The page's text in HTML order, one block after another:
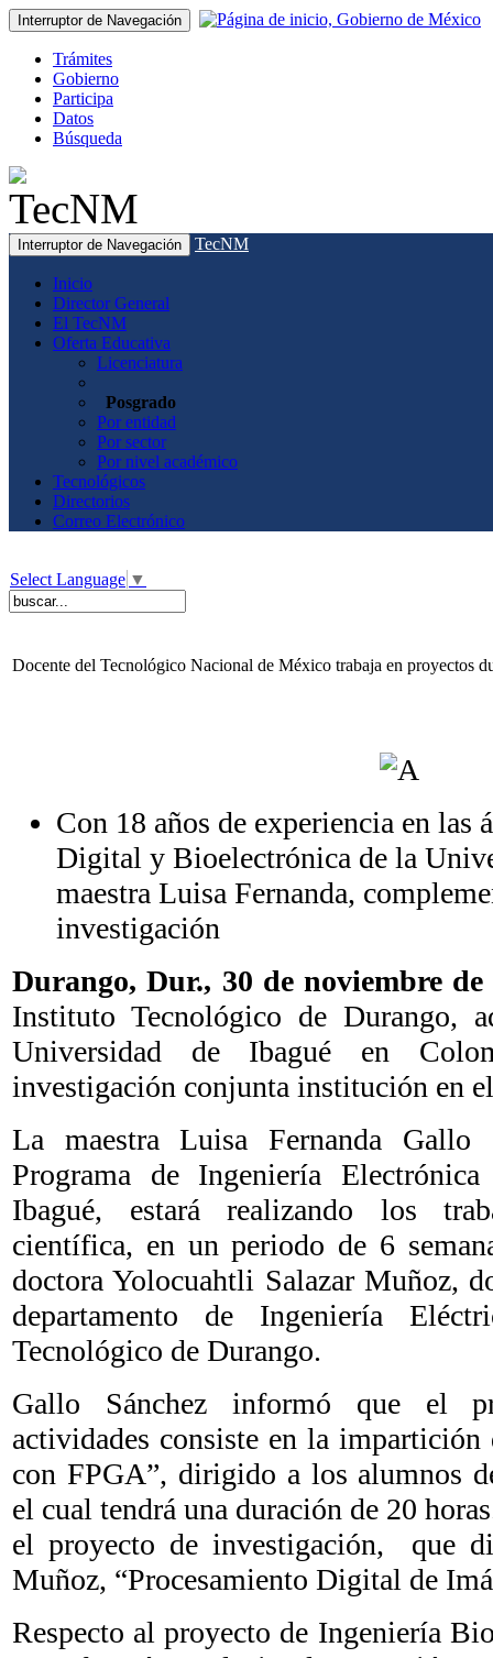
Interruptor de Navegación
Trámites
Gobierno
Participa
Datos
Búsqueda
Interruptor de Navegación TecNM
Inicio
Director General
El TecNM
Oferta Educativa
Licenciatura
Posgrado
Por entidad
Por sector
Por nivel académico
Tecnológicos
Directorios
Correo Electrónico
Select Language ▼
Docente del Tecnológico Nacional de México trabaja en proyectos
Con 18 años de experiencia en las
Digital y Bioelectrónica de la
maestra Luisa Fernanda,
investigación
Durango, Dur., 30 de noviembre de
Instituto Tecnológico de Durango,
Universidad de Ibagué en
investigación conjunta institución en
La maestra Luisa Fernanda Gallo
Programa de Ingeniería
Ibagué, estará realizando los
científica, en un periodo de 6
doctora Yolocuahtli Salazar Muñoz,
departamento de Ingeniería
Tecnológico de Durango.
Gallo Sánchez informó que el
actividades consiste en la
con FPGA”, dirigido a los alumnos
el cual tendrá una duración de 20
el proyecto de investigación, que
Muñoz, “Procesamiento Digital de
Respecto al proyecto de Ingeniería